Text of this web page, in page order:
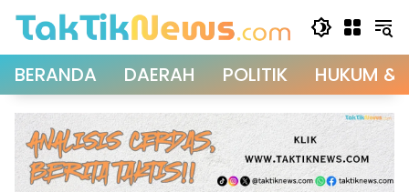
BERANDA DAERAH POLITIK HUKUM &